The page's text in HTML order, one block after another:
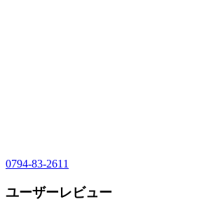
0794-83-2611
ユーザーレビュー